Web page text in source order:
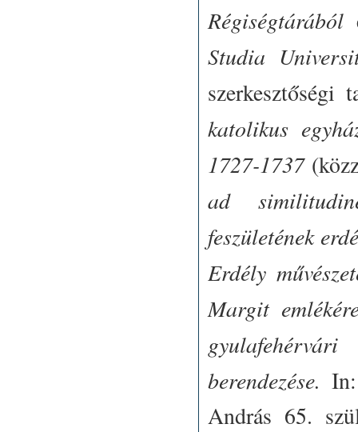
Régiségtárából
Studia
katolikus
1727-1737
ad
feszületének
Erdély
Margit
berendezése.
András 65.